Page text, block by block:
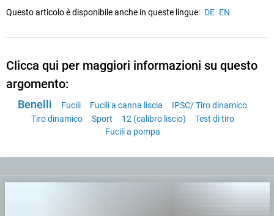
Questo articolo è disponibile anche in queste lingue: DE EN
Clicca qui per maggiori informazioni su questo
argomento:
Benelli Fucili Fucili a canna liscia
IPSC/ Tiro dinamico
Tiro dinamico
Sport 12 (calibro liscio)
Test di tiro
Fucili a pompa